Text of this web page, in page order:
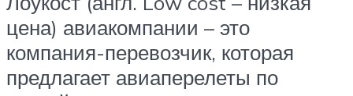
цена) авиакомпании – это
компания-перевозчик, которая
предлагает авиаперелеты по